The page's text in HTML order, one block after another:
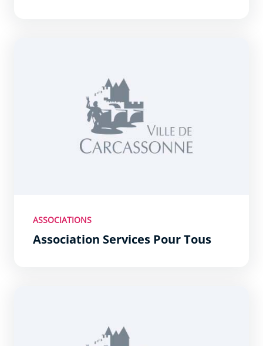
ASSOCIATIONS
Association Services Pour Tous